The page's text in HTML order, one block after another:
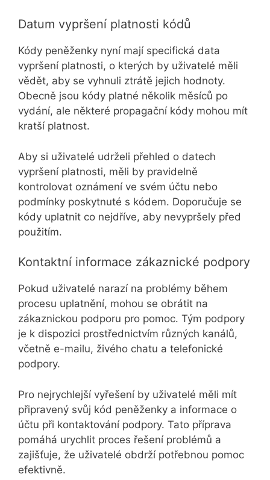
Datum vypršení platnosti kódů
Kódy peněženky nyní mají specifická data
vypršení platnosti, o kterých by uživatelé měli
vědět, aby se vyhnuli ztrátě jejich hodnoty.
Obecně jsou kódy platné několik měsíců po
vydání, ale některé propagační kódy mohou mít
kratší platnost.
Aby si uživatelé udrželi přehled o datech
vypršení platnosti, měli by pravidelně
kontrolovat oznámení ve svém účtu nebo
podmínky poskytnuté s kódem. Doporučuje se
kódy uplatnit co nejdříve, aby nevypršely před
použitím.
Kontaktní informace zákaznické podpory
Pokud uživatelé narazí na problémy během
procesu uplatnění, mohou se obrátit na
zákaznickou podporu pro pomoc. Tým podpory
je k dispozici prostřednictvím různých kanálů,
včetně e-mailu, živého chatu a telefonické
podpory.
Pro nejrychlejší vyřešení by uživatelé měli mít
připravený svůj kód peněženky a informace o
účtu při kontaktování podpory. Tato příprava
pomáhá urychlit proces řešení problémů a
zajišťuje, že uživatelé obdrží potřebnou pomoc
efektivně.